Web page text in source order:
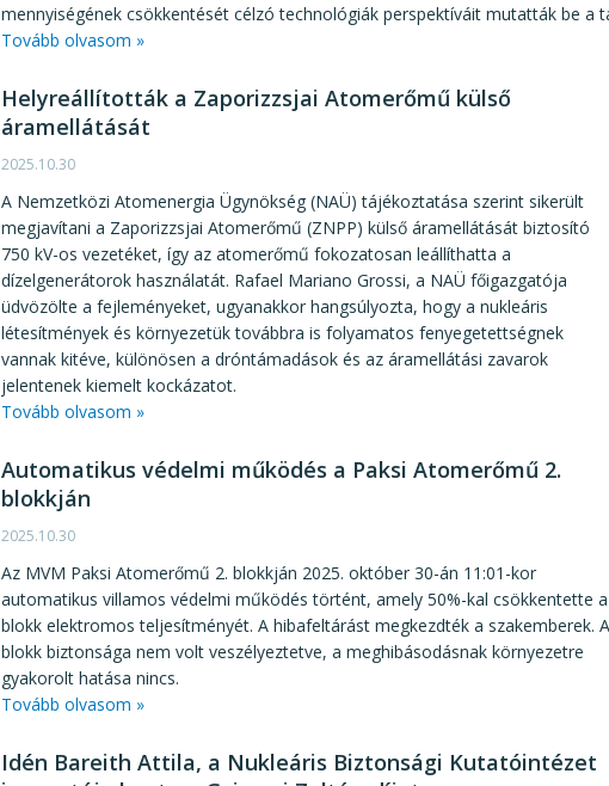
mennyiségének csökkentését célzó technológiák perspektíváit mutatták be a
Tovább olvasom »
Helyreállították a Zaporizzsjai Atomerőmű külső
áramellátását
2025.10.30
A Nemzetközi Atomenergia Ügynökség (NAÜ) tájékoztatása szerint sikerült
megjavítani a Zaporizzsjai Atomerőmű (ZNPP) külső áramellátását biztosító
750 kV-os vezetéket, így az atomerőmű fokozatosan leállíthatta a
dízelgenerátorok használatát. Rafael Mariano Grossi, a NAÜ főigazgatója
üdvözölte a fejleményeket, ugyanakkor hangsúlyozta, hogy a nukleáris
létesítmények és környezetük továbbra is folyamatos fenyegetettségnek
vannak kitéve, különösen a dróntámadások és az áramellátási zavarok
jelentenek kiemelt kockázatot.
Tovább olvasom »
Automatikus védelmi működés a Paksi Atomerőmű 2.
blokkján
2025.10.30
Az MVM Paksi Atomerőmű 2. blokkján 2025. október 30-án 11:01-kor
automatikus villamos védelmi működés történt, amely 50%-kal csökkentette a
blokk elektromos teljesítményét. A hibafeltárást megkezdték a szakemberek. A
blokk biztonsága nem volt veszélyeztetve, a meghibásodásnak környezetre
gyakorolt hatása nincs.
Tovább olvasom »
Idén Bareith Attila, a Nukleáris Biztonsági Kutatóintézet